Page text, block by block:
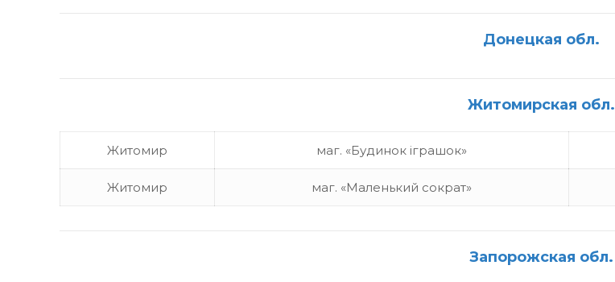
Донецкая обл.
Житомирская обл.
Житомир маг. «Будинок іграшок»
Житомир маг. «Маленький сократ»
Запорожская обл.